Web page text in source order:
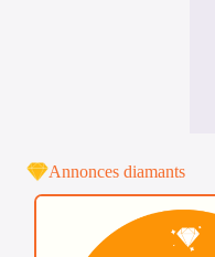
Annonces diamants